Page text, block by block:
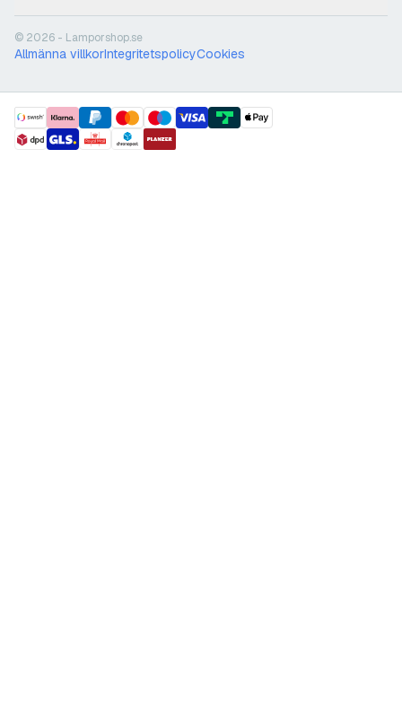
© 2026 - Lamporshop.se
Allmänna villkorIntegritetspolicyCookies
payment methods
shipment methods